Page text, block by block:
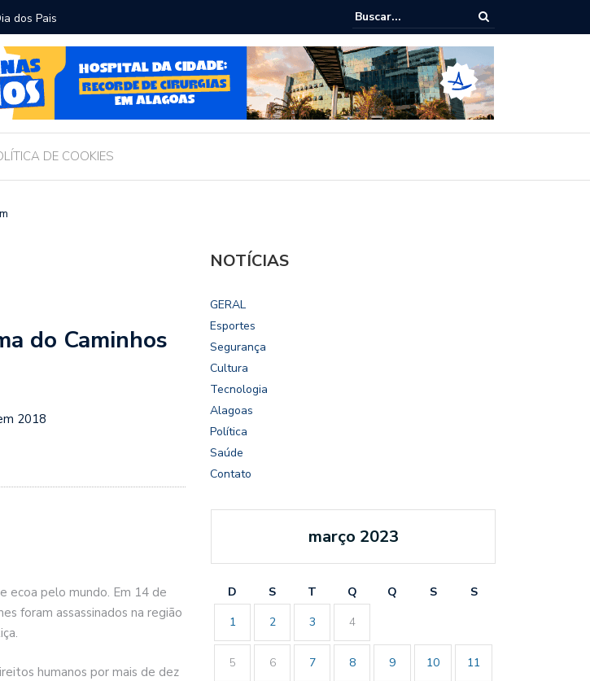
dos Pais
Câmara dialoga com UFAL e Faculdade de Coimbra sobre parcerias para
Legislativo
DE COOKIES
do Caminhos
2018
ecoa pelo mundo. Em 14 de
foram assassinados na região
humanos por mais de dez
NOTÍCIAS
GERAL
Esportes
Segurança
Cultura
Tecnologia
Alagoas
Política
Saúde
Contato
março 2023
D S T Q Q S
S
1
2 3 4
5 6 7 8 9 10 11